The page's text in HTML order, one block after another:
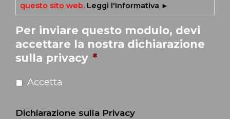
questo sito web. Leggi l'Informativa ►
Per inviare questo modulo, devi
accettare la nostra dichiarazione
sulla privacy *
Accetta
Dichiarazione sulla Privacy